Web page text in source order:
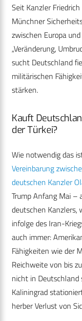
Seit Kanzler
Münchner
zwischen Europa
„Veränderung,
sucht Deutschland
militärischen
stärken.
Kauft
der Türkei?
Wie notwendig das
Vereinbarung
deutschen Kanzler
Trump Anfang Mai –
deutschen Kanzlers,
infolge des Iran-
auch immer:
Fähigkeiten wie der
Reichweite von bis
nicht in
Kaliningrad
herber Verlust von